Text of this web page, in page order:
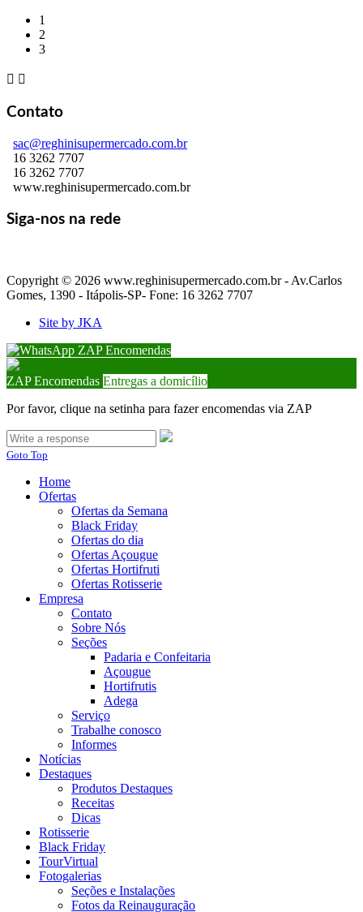
1
2
3
 
Contato
sac@reghinisupermercado.com.br
16 3262 7707
16 3262 7707
www.reghinisupermercado.com.br
Siga-nos na rede
Copyright © 2026 www.reghinisupermercado.com.br - Av.Carlos
Gomes, 1390 - Itápolis-SP- Fone: 16 3262 7707
Site by JKA
ZAP Encomendas
ZAP Encomendas Entregas a domicílio
Por favor, clique na setinha para fazer encomendas via ZAP
Goto Top
Home
Ofertas
Ofertas da Semana
Black Friday
Ofertas do dia
Ofertas Açougue
Ofertas Hortifruti
Ofertas Rotisserie
Empresa
Contato
Sobre Nós
Seções
Padaria e Confeitaria
Açougue
Hortifrutis
Adega
Serviço
Trabalhe conosco
Informes
Notícias
Destaques
Produtos Destaques
Receitas
Dicas
Rotisserie
Black Friday
TourVirtual
Fotogalerias
Seções e Instalações
Fotos da Reinauguração